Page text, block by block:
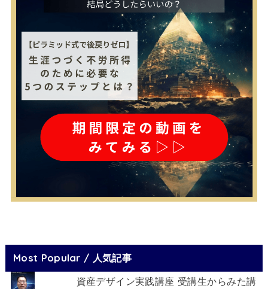
Most Popular / 人気記事
資産デザイン実践講座 受講生からみた講